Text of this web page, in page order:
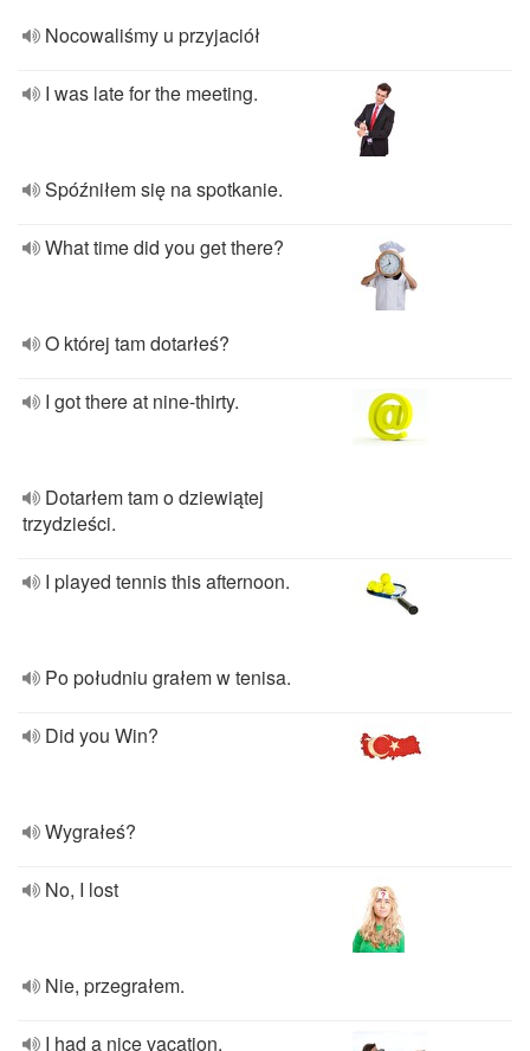
Nocowaliśmy u przyjaciół
I was late for the meeting.
Spóźniłem się na spotkanie.
What time did you get there?
O której tam dotarłeś?
I got there at nine-thirty.
Dotarłem tam o dziewiątej
trzydzieści.
I played tennis this afternoon.
Po południu grałem w tenisa.
Did you Win?
Wygrałeś?
No, I lost
Nie, przegrałem.
I had a nice vacation.